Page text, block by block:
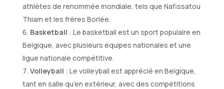
athlètes de renommée mondiale, tels que Nafissatou
Thiam et les frères Borlée.
Basketball : Le basketball est un sport populaire en
Belgique, avec plusieurs équipes nationales et une
ligue nationale compétitive.
Volleyball : Le volleyball est apprécié en Belgique,
tant en salle qu’en extérieur, avec des compétitions